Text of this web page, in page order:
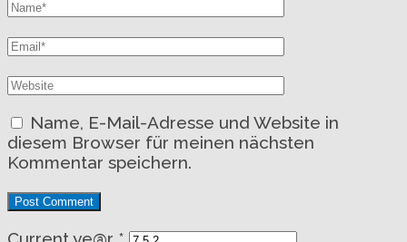
Name, E-Mail-Adresse und Website in
diesem Browser für meinen nächsten
Kommentar speichern.
Current ye@r *